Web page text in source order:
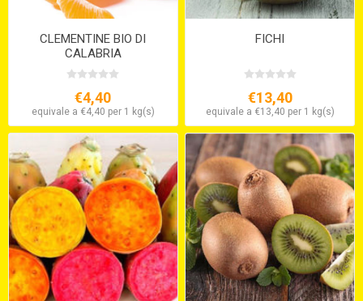
CLEMENTINE BIO DI
CALABRIA
€4,40
equivale a €4,40 per 1 kg(s)
FICHI
€13,40
equivale a €13,40 per 1 kg(s)